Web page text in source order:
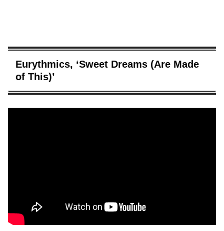
Eurythmics, ‘Sweet Dreams (Are Made
of This)’